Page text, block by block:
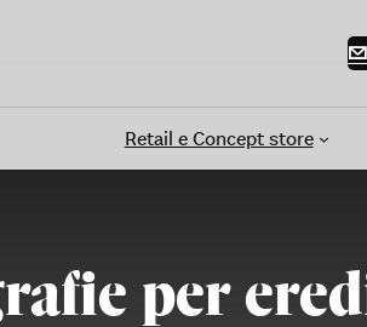
Retail e Concept store
per